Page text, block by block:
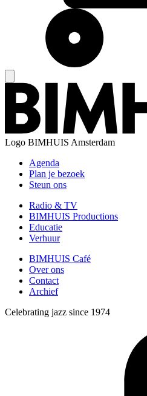
Logo BIMHUIS Amsterdam
Agenda
Plan je bezoek
Steun ons
Radio & TV
BIMHUIS Productions
Educatie
Verhuur
BIMHUIS Café
Over ons
Contact
Archief
Celebrating jazz since 1974